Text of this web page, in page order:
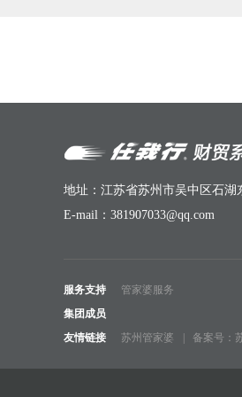
地址：江苏省苏州市吴中区石湖
E-mail：381907033@qq.com
服务支持
管家婆服务
集团成员
友情链接
苏州管家婆 备案号：